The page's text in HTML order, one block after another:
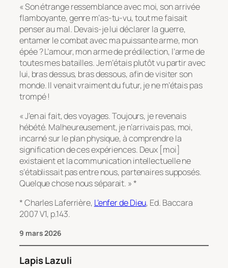
« Son étrange ressemblance avec moi, son arrivée
flamboyante, genre m’as-tu-vu, tout me faisait
penser au mal. Devais-je lui déclarer la guerre,
entamer le combat avec ma puissante arme, mon
épée ? L’amour, mon arme de prédilection, l’arme de
toutes mes batailles. Je m’étais plutôt vu partir avec
lui, bras dessus, bras dessous, afin de visiter son
monde. Il venait vraiment du futur, je ne m’étais pas
trompé !
« J’en ai fait, des voyages. Toujours, je revenais
hébété. Malheureusement, je n’arrivais pas, moi,
incarné sur le plan physique, à comprendre la
signification de ces expériences. Deux [moi]
existaient et la communication intellectuelle ne
s’établissait pas entre nous, partenaires supposés.
Quelque chose nous séparait. » *
* Charles Laferrière, L’enfer de Dieu, Ed. Baccara
2007 V1, p.143.
9 mars 2026
Lapis Lazuli